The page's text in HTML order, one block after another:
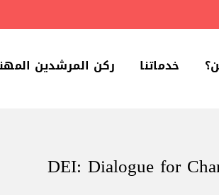
خدماتنا ركن المرشدين
DEI: Dialogue for